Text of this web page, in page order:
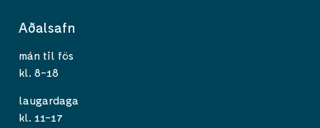
Aðalsafn
mán til fös
kl. 8-18
laugardaga
kl. 11-17